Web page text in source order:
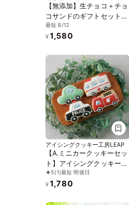
【無添加】生チョコ＋チョ
コサンドのギフトセット
【小麦、乳、卵不使用、無
添加、有機】
最短 8/12
¥ 1,580
アイシングクッキー工房LEAP
【A.ミニカークッキーセッ
ト】アイシングクッキー
クッキー 救急車 消防車 パ
トカー 車 プチギフト ケー
5(1)最短 明後日
¥ 1,780